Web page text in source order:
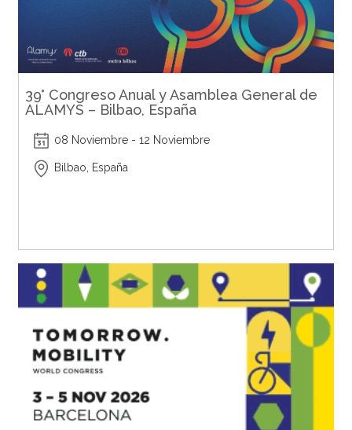
39° Congreso Anual y Asamblea General de
ALAMYS – Bilbao, España
08 Noviembre - 12 Noviembre
Bilbao, España